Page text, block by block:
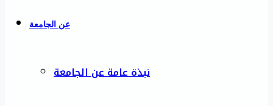
عن الجامعة
نبذة عامة عن الجامعة